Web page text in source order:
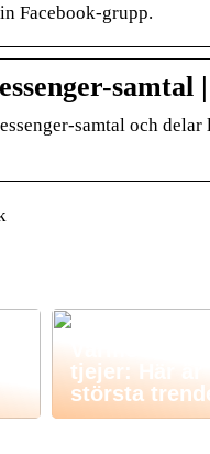
Facebook-grupp.
samtal
samtal och
tjejer: Här är
största